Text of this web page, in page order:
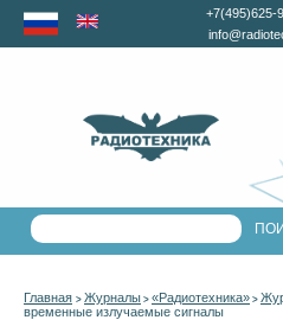
+7(495)625-
Главная > Журналы > «Радиотехника» >
временные излучаемые сигналы